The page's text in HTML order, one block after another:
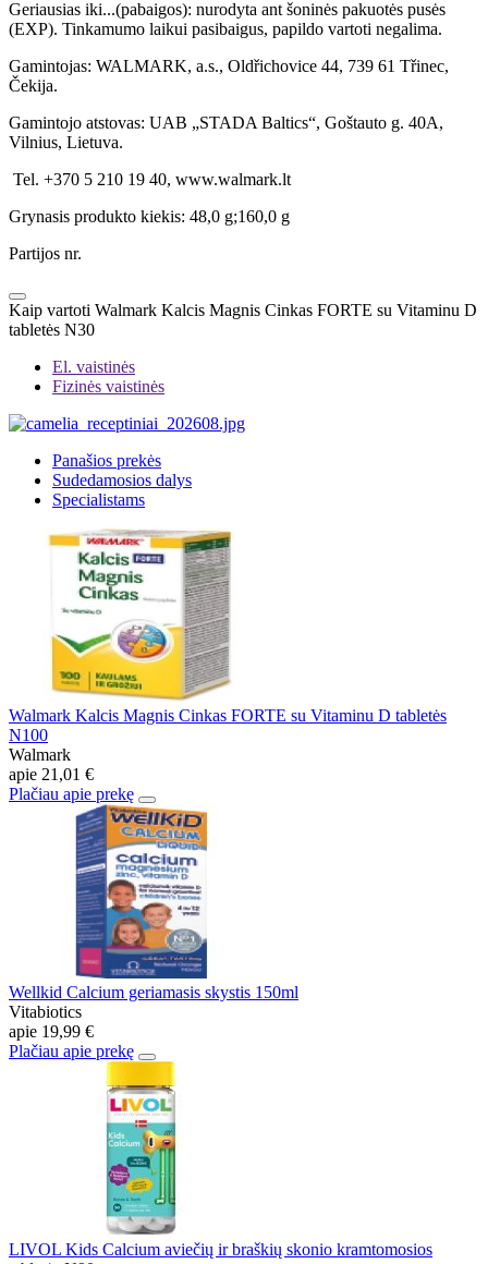
Geriausias iki...(pabaigos): nurodyta ant šoninės pakuotės pusės
(EXP). Tinkamumo laikui pasibaigus, papildo vartoti negalima.
Gamintojas: WALMARK, a.s., Oldřichovice 44, 739 61 Třinec,
Čekija.
Gamintojo atstovas: UAB „STADA Baltics“, Goštauto g. 40A,
Vilnius, Lietuva.
Tel. +370 5 210 19 40, www.walmark.lt
Grynasis produkto kiekis: 48,0 g;160,0 g
Partijos nr.
Kaip vartoti Walmark Kalcis Magnis Cinkas FORTE su Vitaminu D
tabletės N30
El. vaistinės
Fizinės vaistinės
Panašios prekės
Sudedamosios dalys
Specialistams
Walmark Kalcis Magnis Cinkas FORTE su Vitaminu D tabletės
N100
Walmark
apie 21,01 €
Plačiau apie prekę
Wellkid Calcium geriamasis skystis 150ml
Vitabiotics
apie 19,99 €
Plačiau apie prekę
LIVOL Kids Calcium aviečių ir braškių skonio kramtomosios